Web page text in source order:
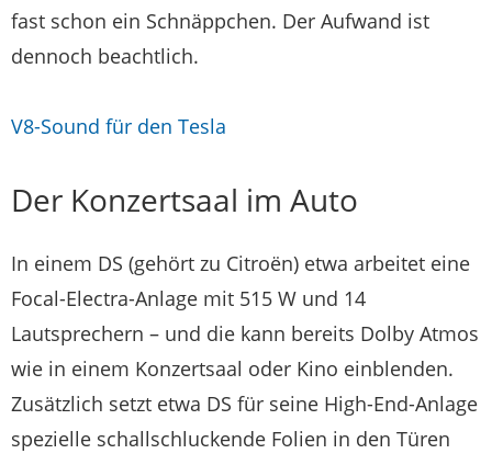
fast schon ein Schnäppchen. Der Aufwand ist
dennoch beachtlich.
V8-Sound für den Tesla
Der Konzertsaal im Auto
In einem DS (gehört zu Citroën) etwa arbeitet eine
Focal-Electra-Anlage mit 515 W und 14
Lautsprechern – und die kann bereits Dolby Atmos
wie in einem Konzertsaal oder Kino einblenden.
Zusätzlich setzt etwa DS für seine High-End-Anlage
spezielle schallschluckende Folien in den Türen